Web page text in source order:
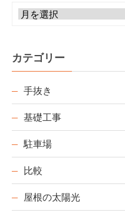
カテゴリー
手抜き
基礎工事
駐車場
比較
屋根の太陽光